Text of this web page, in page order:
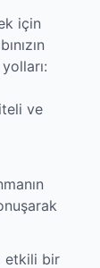
için
ve
etkili bir